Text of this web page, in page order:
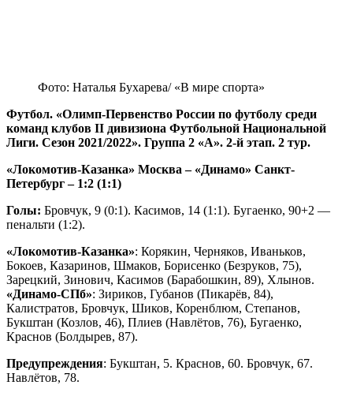
Фото: Наталья Бухарева/ «В мире спорта»
Футбол. «Олимп-Первенство России по футболу среди
команд клубов II дивизиона Футбольной Национальной
Лиги. Сезон 2021/2022». Группа 2 «А». 2-й этап. 2 тур.
«Локомотив-Казанка» Москва – «Динамо» Санкт-
Петербург – 1:2 (1:1)
Голы: Бровчук, 9 (0:1). Касимов, 14 (1:1). Бугаенко, 90+2 —
пенальти (1:2).
«Локомотив-Казанка»: Корякин, Черняков, Иваньков,
Бокоев, Казаринов, Шмаков, Борисенко (Безруков, 75),
Зарецкий, Зинович, Касимов (Барабошкин, 89), Хлынов.
«Динамо-СПб»: Зириков, Губанов (Пикарёв, 84),
Калистратов, Бровчук, Шиков, Коренблюм, Степанов,
Букштан (Козлов, 46), Плиев (Навлётов, 76), Бугаенко,
Краснов (Болдырев, 87).
Предупреждения: Букштан, 5. Краснов, 60. Бровчук, 67.
Навлётов, 78.